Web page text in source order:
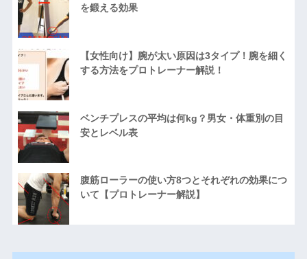
を鍛える効果
【女性向け】腕が太い原因は3タイプ！腕を細く
する方法をプロトレーナー解説！
ベンチプレスの平均は何kg？男女・体重別の目
安とレベル表
腹筋ローラーの使い方8つとそれぞれの効果につ
いて【プロトレーナー解説】